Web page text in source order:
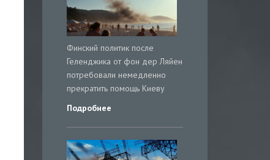
Финский политик после
Геленджика от фон дер Ляйен
потребовали немедленно
прекратить помощь Киеву
Подробнее